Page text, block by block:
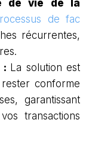
de vie de la
de fac
récurrentes,
: La solution est
conforme
garantissant
transactions